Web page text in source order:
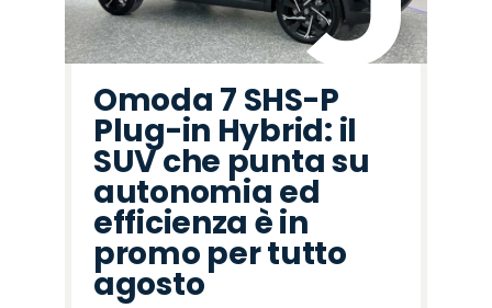
Omoda 7 SHS-P
Plug-in Hybrid: il
SUV che punta su
autonomia ed
efficienza è in
promo per tutto
agosto